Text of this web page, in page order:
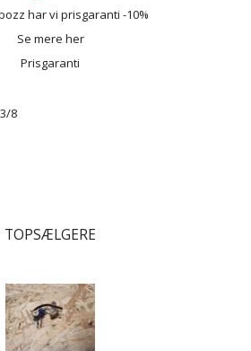
har vi prisgaranti -10%
Se mere her
Prisgaranti
8
TOPSÆLGERE